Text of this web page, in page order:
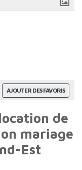
AJOUTER DES FAVORIS
de
mariage
Est